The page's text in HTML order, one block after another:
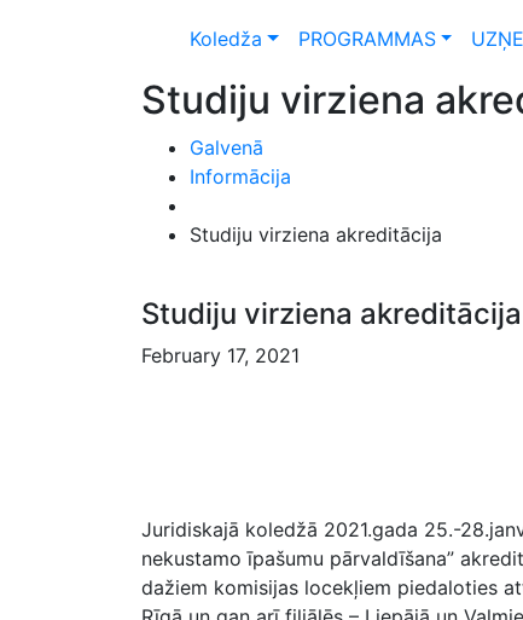
Koledža PROGRAMMAS
Studiju virziena
Galvenā
Informācija
Studiju virziena akreditācija
Studiju virziena akreditācija
February 17, 2021
Juridiskajā koledžā 2021.gada 25.-
nekustamo īpašumu pārvaldīšana”
dažiem komisijas locekļiem piedaloties